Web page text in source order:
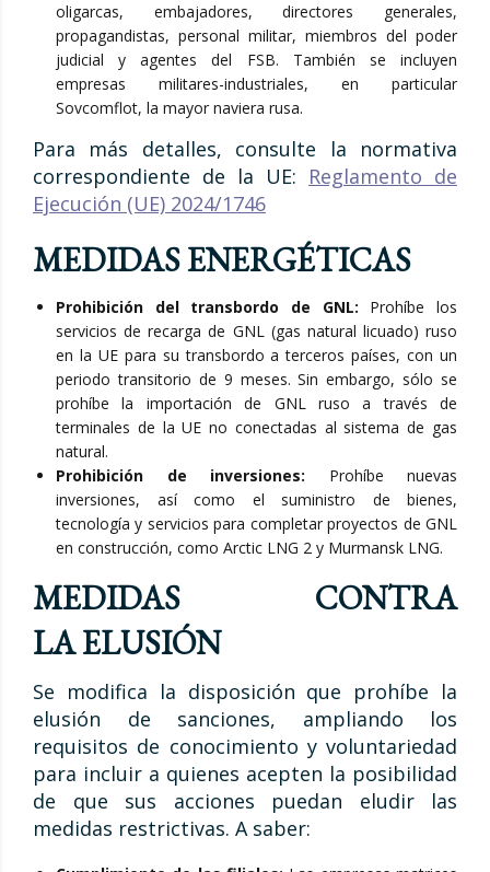
oligarcas, embajadores, directores generales,
propagandistas, personal militar, miembros del poder
judicial y agentes del FSB. También se incluyen
empresas militares-industriales, en particular
Sovcomflot, la mayor naviera rusa.
Para más detalles, consulte la normativa
correspondiente de la UE: Reglamento de
Ejecución (UE) 2024/1746
MEDIDAS ENERGÉTICAS
Prohibición del transbordo de GNL: Prohíbe los
servicios de recarga de GNL (gas natural licuado) ruso
en la UE para su transbordo a terceros países, con un
periodo transitorio de 9 meses. Sin embargo, sólo se
prohíbe la importación de GNL ruso a través de
terminales de la UE no conectadas al sistema de gas
natural.
Prohibición de inversiones: Prohíbe nuevas
inversiones, así como el suministro de bienes,
tecnología y servicios para completar proyectos de GNL
en construcción, como Arctic LNG 2 y Murmansk LNG.
MEDIDAS CONTRA
LA ELUSIÓN
Se modifica la disposición que prohíbe la
elusión de sanciones, ampliando los
requisitos de conocimiento y voluntariedad
para incluir a quienes acepten la posibilidad
de que sus acciones puedan eludir las
medidas restrictivas. A saber: